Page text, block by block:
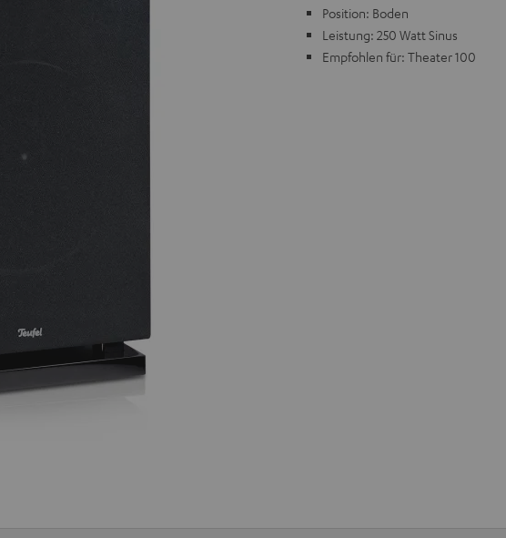
Position: Boden
Leistung: 250 Watt Sinus
Empfohlen für: Theater 100